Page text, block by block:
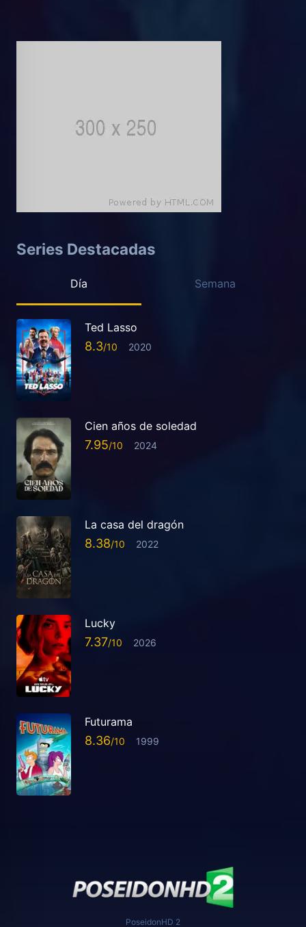
Series Destacadas
Día Semana
Ted Lasso
8.3 2020
Cien años de soledad
7.95 2024
La casa del dragón
8.38 2022
Lucky
7.37 2026
Futurama
8.36 1999
PoseidonHD 2